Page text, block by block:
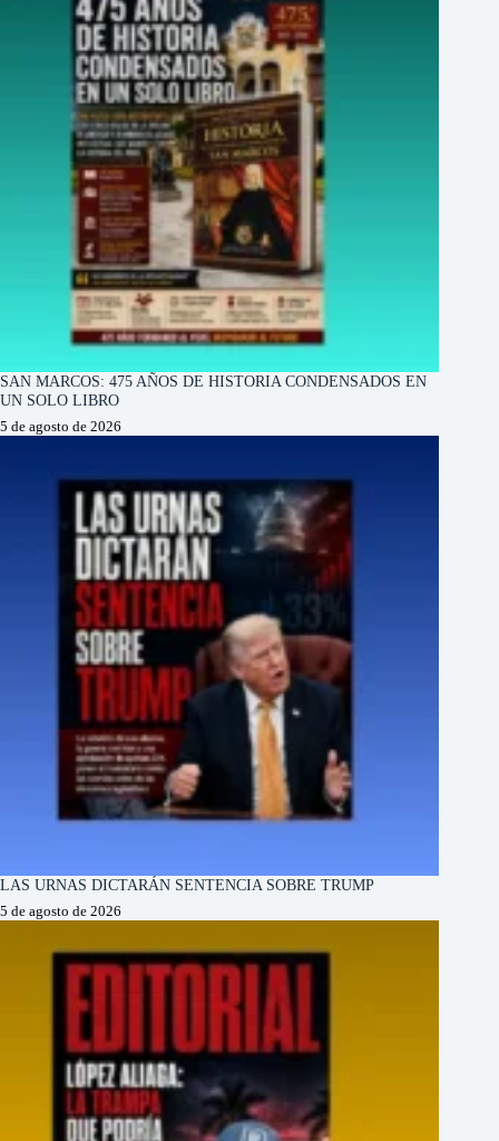
SAN MARCOS: 475 AÑOS DE HISTORIA CONDENSADOS EN
UN SOLO LIBRO
5 de agosto de 2026
LAS URNAS DICTARÁN SENTENCIA SOBRE TRUMP
5 de agosto de 2026